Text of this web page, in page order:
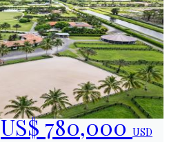
US$ 780,000USD